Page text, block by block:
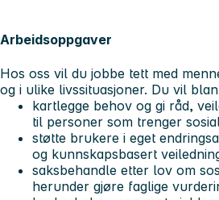
Arbeidsoppgaver
Hos oss vil du jobbe tett med
og i ulike livssituasjoner. Du vil
kartlegge behov og gi råd,
til personer som trenger
støtte brukere i eget
og kunnskapsbasert
saksbehandle etter lov om
herunder gjøre faglige